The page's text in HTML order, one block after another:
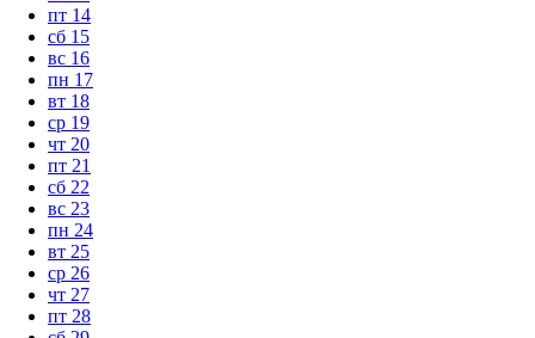
пт 14
сб 15
вс 16
пн 17
вт 18
ср 19
чт 20
пт 21
сб 22
вс 23
пн 24
вт 25
ср 26
чт 27
пт 28